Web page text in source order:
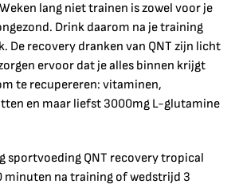
lang niet trainen is zowel voor je
Drink daarom na je training
De recovery dranken van QNT zijn licht
ervoor dat je alles binnen krijgt
te recupereren: vitaminen,
en maar liefst 3000mg L-glutamine
sportvoeding QNT recovery tropical
minuten na training of wedstrijd 3